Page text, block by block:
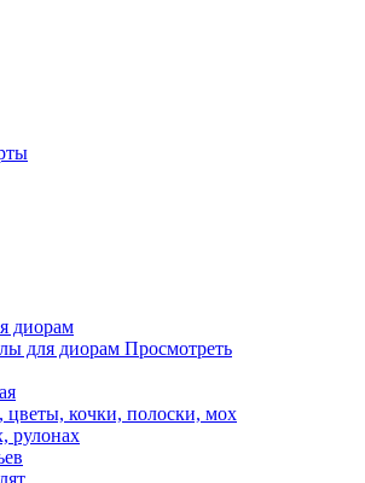
диорам
для диорам Просмотреть
цветы, кочки, полоски, мох
рулонах